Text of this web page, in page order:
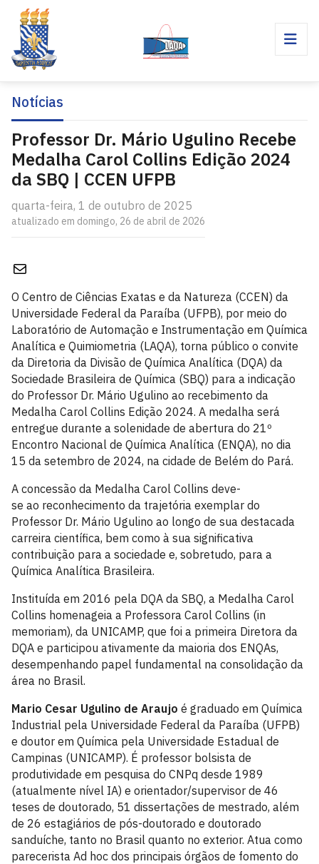
Notícias
Professor Dr. Mário Ugulino Recebe
Medalha Carol Collins Edição 2024
da SBQ | CCEN UFPB
quarta-feira, 1 de outubro de 2025
atualizado em domingo, 26 de abril de 2026
E-mail
O Centro de Ciências Exatas e da Natureza (CCEN) da
Universidade Federal da Paraíba (UFPB), por meio do
Laboratório de Automação e Instrumentação em Química
Analítica e Quimiometria (LAQA), torna público o convite
da Diretoria da Divisão de Química Analítica (DQA) da
Sociedade Brasileira de Química (SBQ) para a indicação
do Professor Dr. Mário Ugulino ao recebimento da
Medalha Carol Collins Edição 2024. A medalha será
entregue durante a solenidade de abertura do 21º
Encontro Nacional de Química Analítica (ENQA), no dia
15 da setembro de 2024, na cidade de Belém do Pará.
A concessão da Medalha Carol Collins deve-
se ao reconhecimento da trajetória exemplar do
Professor Dr. Mário Ugulino ao longo de sua destacada
carreira científica, bem como à sua significativa
contribuição para a sociedade e, sobretudo, para a
Química Analítica Brasileira.
Instituída em 2016 pela DQA da SBQ, a Medalha Carol
Collins homenageia a Professora Carol Collins (in
memoriam), da UNICAMP, que foi a primeira Diretora da
DQA e participou ativamente da maioria dos ENQAs,
desempenhando papel fundamental na consolidação da
área no Brasil.
Mario Cesar Ugulino de Araujo é graduado em Química
Industrial pela Universidade Federal da Paraíba (UFPB)
e doutor em Química pela Universidade Estadual de
Campinas (UNICAMP). É professor bolsista de
produtividade em pesquisa do CNPq desde 1989
(atualmente nível IA) e orientador/supervisor de 46
teses de doutorado, 51 dissertações de mestrado, além
de 26 estagiários de pós-doutorado e doutorado
sanduíche, tanto no Brasil quanto no exterior. Atua como
parecerista Ad hoc dos principais órgãos de fomento do